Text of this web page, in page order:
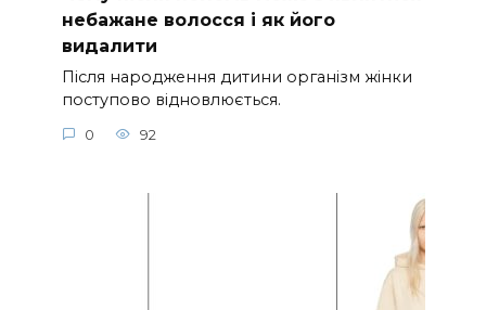
небажане волосся і як його
видалити
Після народження дитини організм жінки
поступово відновлюється.
0 92